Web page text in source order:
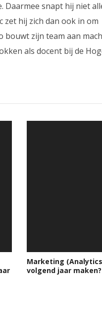
Daarmee snapt hij niet
zet hij zich dan ook in om
bouwt zijn team aan
als docent bij de
Marketing
volgend jaar maken?